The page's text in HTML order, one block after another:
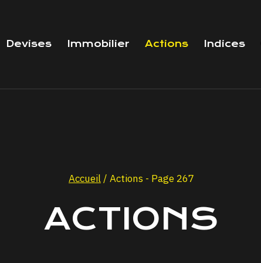
Devises Immobilier Actions Indices
Accueil/ Actions - Page 267
ACTIONS